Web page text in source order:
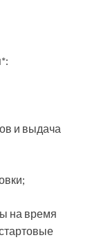
и выдача
на время